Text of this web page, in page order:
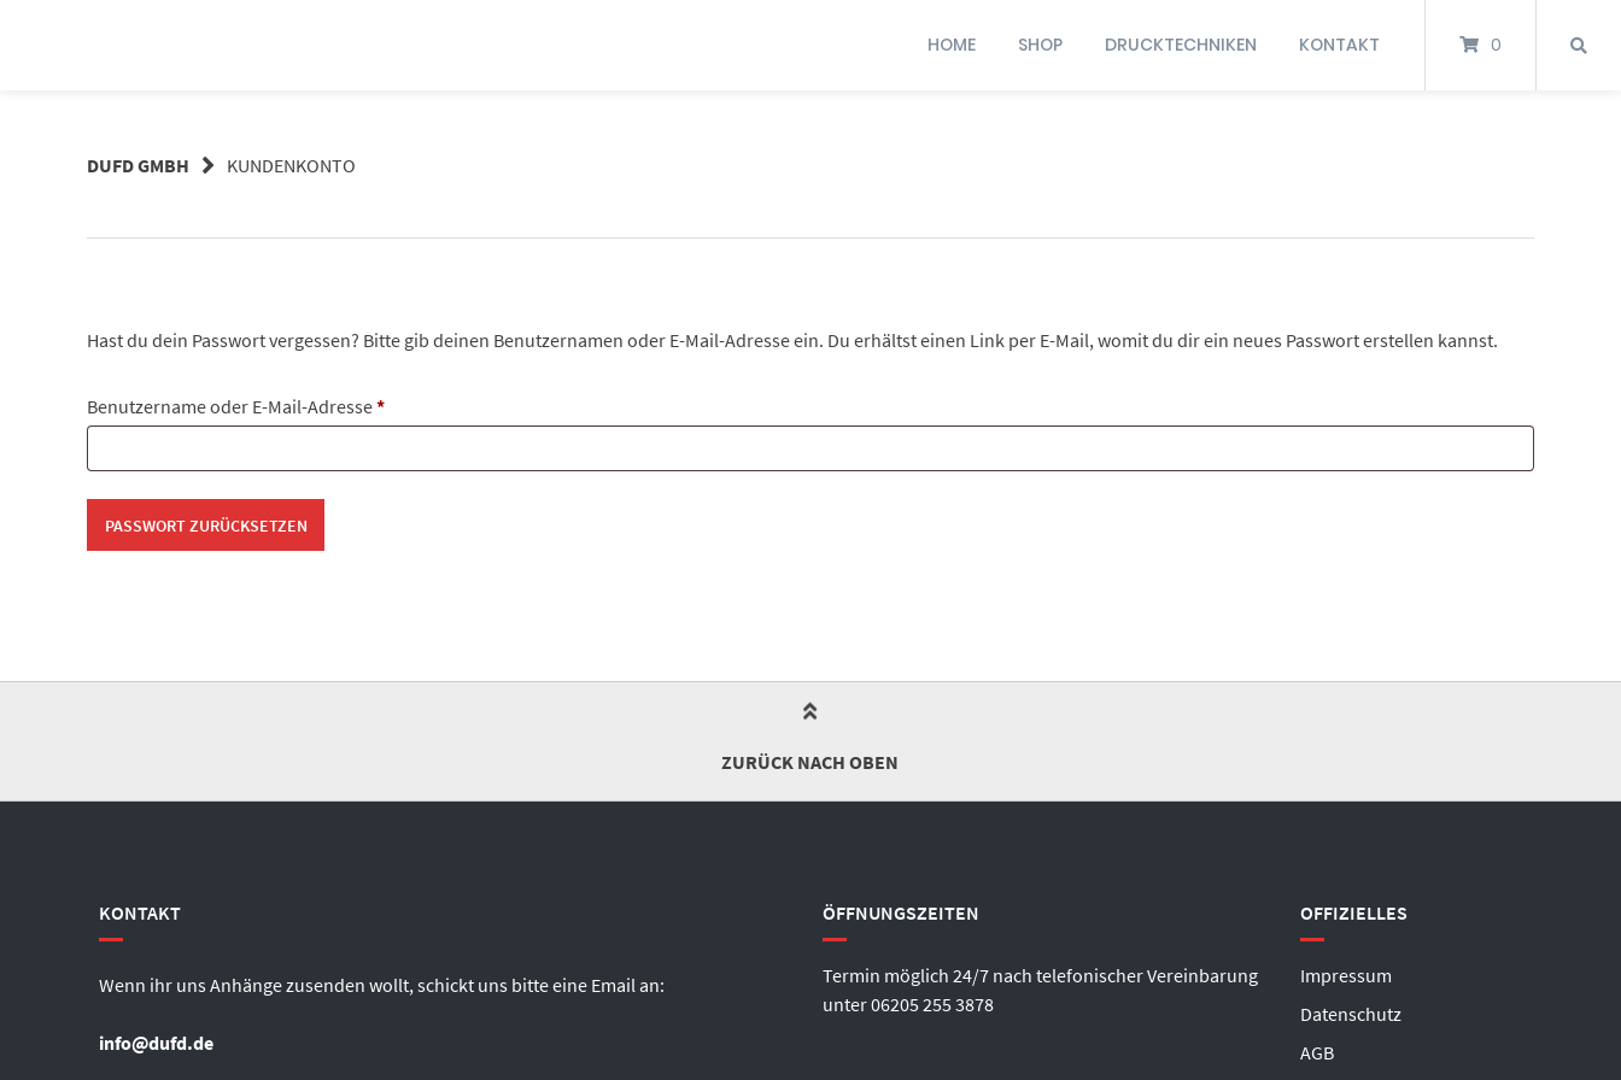
HOME SHOP DRUCKTECHNIKEN KONTAKT 0
DUFD GMBH KUNDENKONTO
Hast du dein Passwort vergessen? Bitte gib deinen Benutzernamen oder E-Mail-Adresse ein. Du erhältst einen Link per E-Mail, womit du dir ein neues Passwort erstellen kannst.
Benutzername oder E-Mail-Adresse*Erforderlich
PASSWORT ZURÜCKSETZEN
ZURÜCK NACH OBEN
KONTAKT
Wenn ihr uns Anhänge zusenden wollt, schickt uns bitte eine Email an:
info@dufd.de
ÖFFNUNGSZEITEN
Termin möglich 24/7 nach telefonischer Vereinbarung
unter06205 255 3878
OFFIZIELLES
Impressum
Datenschutz
AGB